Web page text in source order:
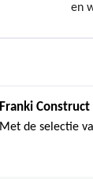
en
Franki
Met de selectie